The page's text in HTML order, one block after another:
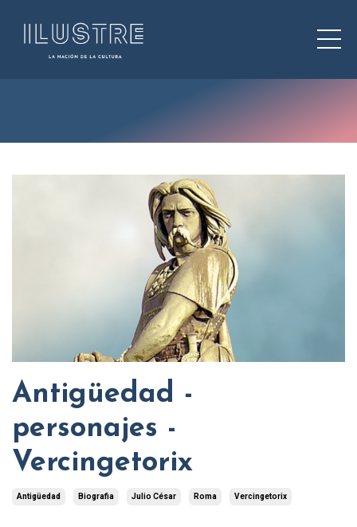
Antigüedad -
personajes -
Vercingetorix
Antigüedad Biografia Julio César Roma Vercingetorix